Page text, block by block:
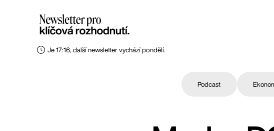
Je 17:16, další newsletter vychází pondělí.
Podcast